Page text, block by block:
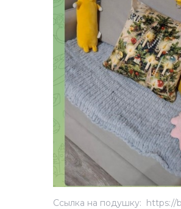
Ссылка на подушку: https://